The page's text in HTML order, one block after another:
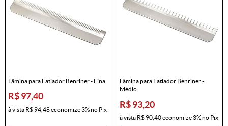
Lâmina para Fatiador Benriner - Fina
R$ 97,40
à vista R$ 94,48economize3%no Pix
Lâmina para Fatiador Benriner -
Médio
R$ 93,20
à vista R$ 90,40economize3%no Pix